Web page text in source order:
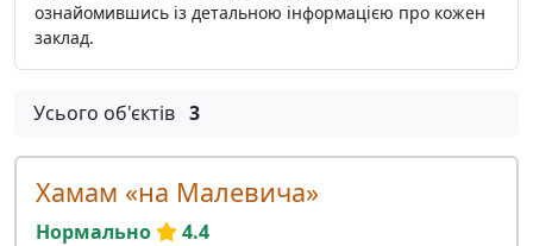
ознайомившись із детальною інформацією про кожен
заклад.
Усього об'єктів 3
Хамам «на Малевича»
Нормально 4.4